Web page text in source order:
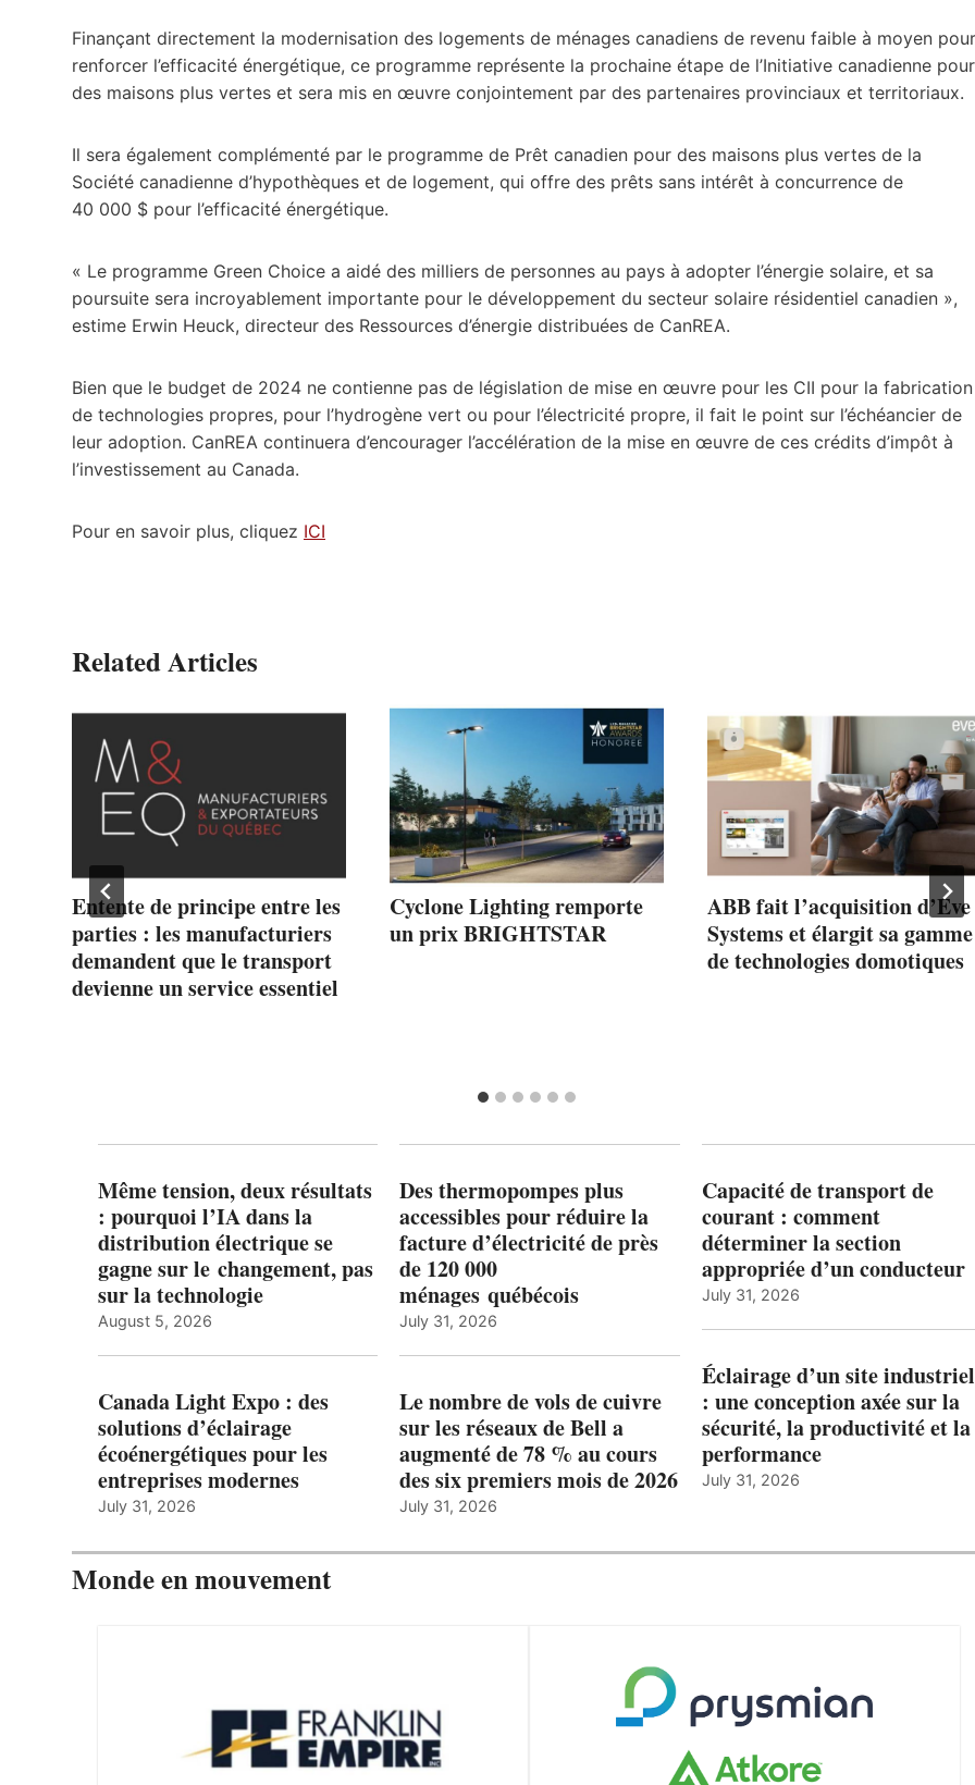
Finançant directement la modernisation des logements de ménages canadiens de revenu faible à moyen pour
renforcer l’efficacité énergétique, ce programme représente la prochaine étape de l’Initiative canadienne pour
des maisons plus vertes et sera mis en œuvre conjointement par des partenaires provinciaux et territoriaux.
Il sera également complémenté par le programme de Prêt canadien pour des maisons plus vertes de la
Société canadienne d’hypothèques et de logement, qui offre des prêts sans intérêt à concurrence de
40 000 $ pour l’efficacité énergétique.
« Le programme Green Choice a aidé des milliers de personnes au pays à adopter l’énergie solaire, et sa
poursuite sera incroyablement importante pour le développement du secteur solaire résidentiel canadien »,
estime Erwin Heuck, directeur des Ressources d’énergie distribuées de CanREA.
Bien que le budget de 2024 ne contienne pas de législation de mise en œuvre pour les CII pour la fabrication
de technologies propres, pour l’hydrogène vert ou pour l’électricité propre, il fait le point sur l’échéancier de
leur adoption. CanREA continuera d’encourager l’accélération de la mise en œuvre de ces crédits d’impôt à
l’investissement au Canada.
Pour en savoir plus, cliquez ICI
Related Articles
Entente de principe entre les
parties : les manufacturiers
demandent que le transport
devienne un service essentiel
Cyclone Lighting remporte
un prix BRIGHTSTAR
ABB fait l’acquisition d’Eve
Systems et élargit sa gamme
de technologies domotiques
Même tension, deux résultats
: pourquoi l’IA dans la
distribution électrique se
gagne sur le changement, pas
sur la technologie
August 5, 2026
Canada Light Expo : des
solutions d’éclairage
écoénergétiques pour les
entreprises modernes
July 31, 2026
Des thermopompes plus
accessibles pour réduire la
facture d’électricité de près
de 120 000
ménages québécois
July 31, 2026
Le nombre de vols de cuivre
sur les réseaux de Bell a
augmenté de 78 % au cours
des six premiers mois de 2026
July 31, 2026
Capacité de transport de
courant : comment
déterminer la section
appropriée d’un conducteur
July 31, 2026
Éclairage d’un site industriel
: une conception axée sur la
sécurité, la productivité et la
performance
July 31, 2026
Monde en mouvement